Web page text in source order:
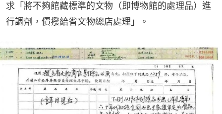
求「將不夠館藏標準的文物（即博物館的處理品）進
行調劑，價撥給省文物總店處理」。